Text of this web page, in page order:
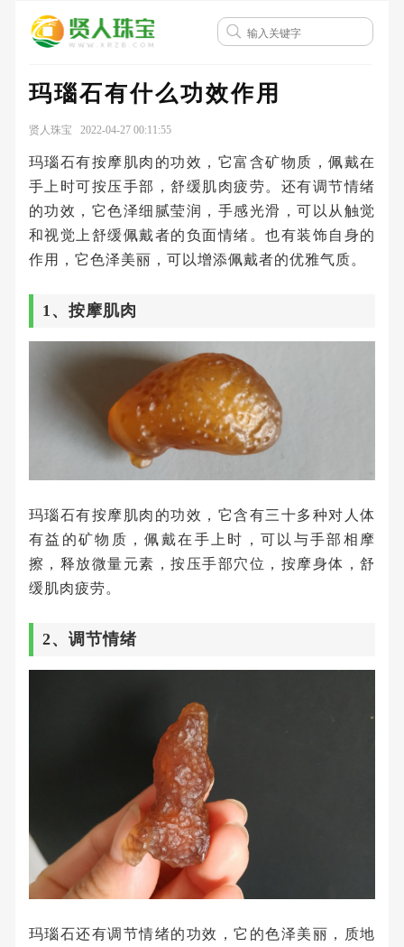
玛瑙石有什么功效作用
贤人珠宝 2022-04-27 00:11:55
玛瑙石有按摩肌肉的功效，它富含矿物质，佩戴在
手上时可按压手部，舒缓肌肉疲劳。还有调节情绪
的功效，它色泽细腻莹润，手感光滑，可以从触觉
和视觉上舒缓佩戴者的负面情绪。也有装饰自身的
作用，它色泽美丽，可以增添佩戴者的优雅气质。
1、按摩肌肉
玛瑙石有按摩肌肉的功效，它含有三十多种对人体
有益的矿物质，佩戴在手上时，可以与手部相摩
擦，释放微量元素，按压手部穴位，按摩身体，舒
缓肌肉疲劳。
2、调节情绪
玛瑙石还有调节情绪的功效，它的色泽美丽，质地